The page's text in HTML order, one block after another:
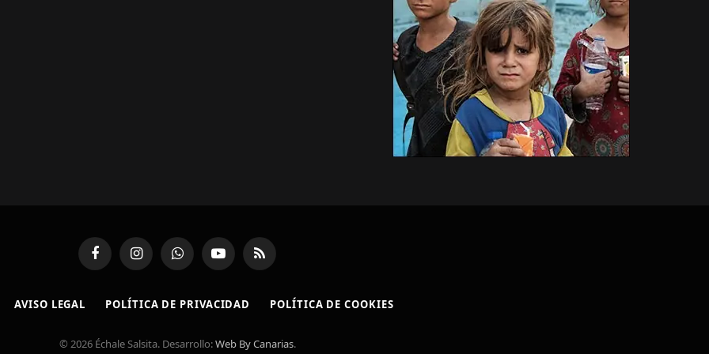
FacebookInstagramWhatsAppYouTubeRSS
AVISO LEGAL POLÍTICA DE PRIVACIDAD POLÍTICA DE COOKIES
© 2026 Échale Salsita. Desarrollo:Web By Canarias.